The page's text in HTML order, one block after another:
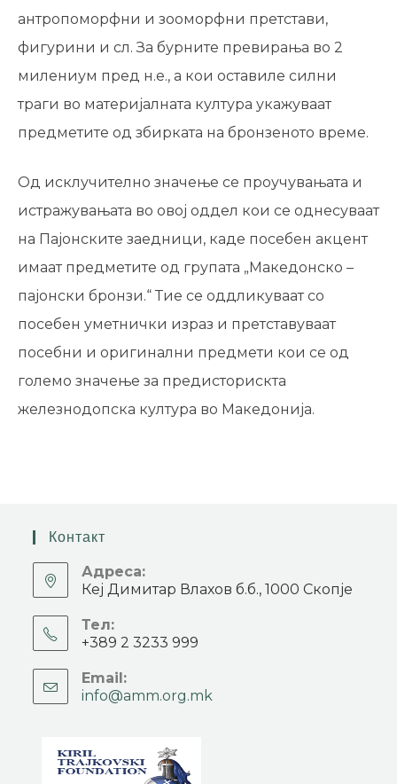
антропоморфни и зооморфни претстави,
фигурини и сл. За бурните превирања во 2
милениум пред н.е., а кои оставиле силни
траги во материјалната култура укажуваат
предметите од збирката на бронзеното време.
Од исклучително значење се проучувањата и
истражувањата во овој оддел кои се однесуваат
на Пајонските заедници, каде посебен акцент
имаат предметите од групата „Македонско –
пајонски бронзи.“ Тие се оддликуваат со
посебен уметнички израз и претставуваат
посебни и оригинални предмети кои се од
големо значење за предисторискта
железнодопска култура во Македонија.
Контакт
Адреса:
Кеј Димитар Влахов б.б., 1000 Скопје
Тел:
+389 2 3233 999
Email:
info@amm.org.mk